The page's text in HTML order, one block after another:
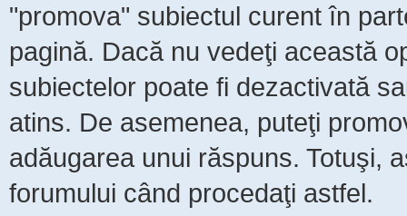
"promova" subiectul curent în
pagină. Dacă nu vedeţi această
subiectelor poate fi dezactivată
atins. De asemenea, puteţi
adăugarea unui răspuns. Totuşi,
forumului când procedaţi astfel.